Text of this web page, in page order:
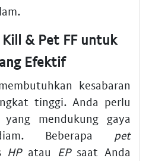
& Pet FF untuk
Efektif
kesabaran
tinggi. Anda perlu
mendukung gaya
Beberapa pet
HPatau EPsaat Anda